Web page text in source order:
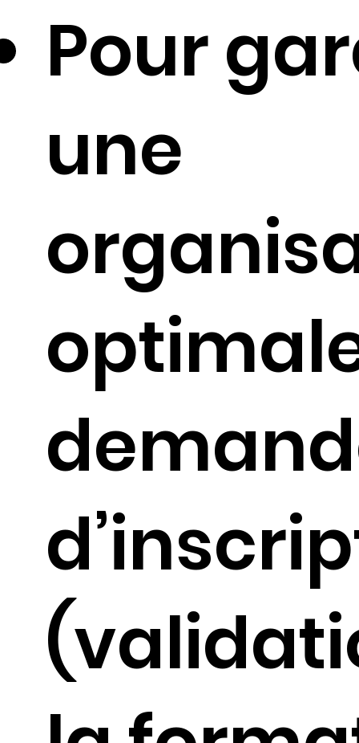
Pour
une